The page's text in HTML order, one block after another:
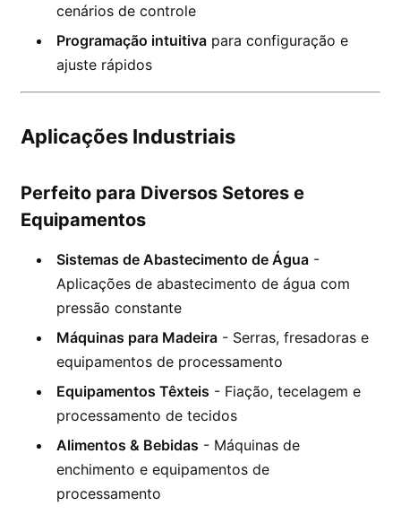
cenários de controle
Programação intuitivapara configuração e
ajuste rápidos
Aplicações Industriais
Perfeito para Diversos Setores e
Equipamentos
Sistemas de Abastecimento de Água-
Aplicações de abastecimento de água com
pressão constante
Máquinas para Madeira- Serras, fresadoras e
equipamentos de processamento
Equipamentos Têxteis - Fiação, tecelagem e
processamento de tecidos
Alimentos & Bebidas - Máquinas de
enchimento e equipamentos de
processamento